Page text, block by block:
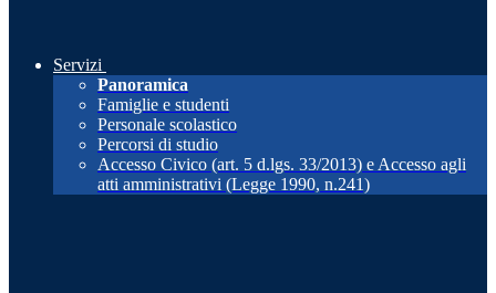
Servizi
Panoramica
Famiglie e studenti
Personale scolastico
Percorsi di studio
Accesso Civico (art. 5 d.lgs. 33/2013) e Accesso agli
atti amministrativi (Legge 1990, n.241)